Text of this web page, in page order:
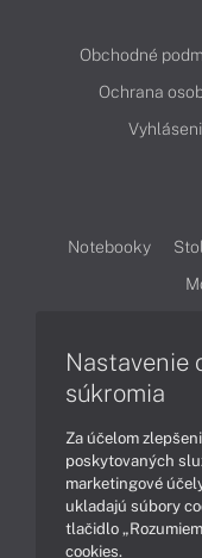
Obchodné
Ochrana
Notebooky
Obchodné
Nastavenie
súkromia
Za účelom
poskytovaných
marketingové
ukladajú súbory
tlačidlo
cookies.